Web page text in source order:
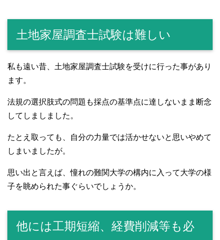
土地家屋調査士試験は難しい
私も遠い昔、土地家屋調査士試験を受けに行った事があり
ます。
法規の選択肢式の問題も採点の基準点に達しないまま断念
してしましました。
たとえ取っても、自分の力量では活かせないと思いやめて
しまいましたが。
思い出と言えば、憧れの難関大学の構内に入って大学の様
子を眺められた事ぐらいでしょうか。
他には工期短縮、経費削減等も必